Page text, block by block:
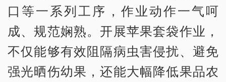
口等一系列工序，作业动作一气呵
成、规范娴熟。开展苹果套袋作业，
不仅能够有效阻隔病虫害侵扰、避免
强光晒伤幼果，还能大幅降低果品农